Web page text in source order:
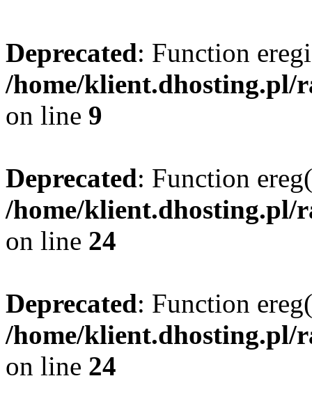
Deprecated: Function
/home/klient.dhosting.pl/
on line 9
Deprecated: Function
/home/klient.dhosting.pl/
on line 24
Deprecated: Function
/home/klient.dhosting.pl/
on line 24